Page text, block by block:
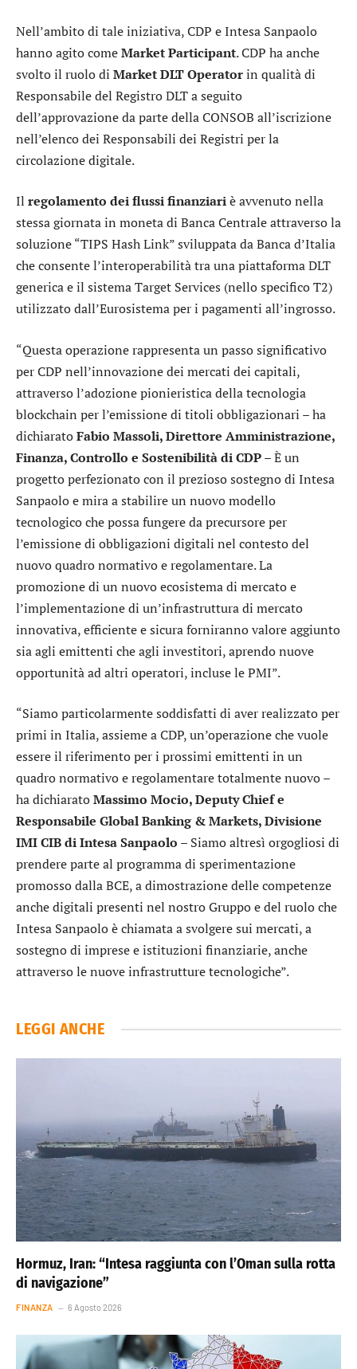
Nell’ambito di tale iniziativa, CDP e Intesa Sanpaolo
hanno agito comeMarket Participant. CDP ha anche
svolto il ruolo di Market DLT Operatorin qualità di
Responsabile del Registro DLT a seguito
dell’approvazione da parte della CONSOB all’iscrizione
nell’elenco dei Responsabili dei Registri per la
circolazione digitale.
Il regolamento dei flussi finanziariè avvenuto nella
stessa giornata in moneta di Banca Centrale attraverso la
soluzione “TIPS Hash Link” sviluppata da Banca d’Italia
che consente l’interoperabilità tra una piattaforma DLT
generica e il sistema Target Services (nello specifico T2)
utilizzato dall’Eurosistema per i pagamenti all’ingrosso.
“Questa operazione rappresenta un passo significativo
per CDP nell’innovazione dei mercati dei capitali,
attraverso l’adozione pionieristica della tecnologia
blockchain per l’emissione di titoli obbligazionari – ha
dichiaratoFabio Massoli, Direttore Amministrazione,
Finanza, Controllo e Sostenibilità di CDP– È un
progetto perfezionato con il prezioso sostegno di Intesa
Sanpaolo e mira a stabilire un nuovo modello
tecnologico che possa fungere da precursore per
l’emissione di obbligazioni digitali nel contesto del
nuovo quadro normativo e regolamentare. La
promozione di un nuovo ecosistema di mercato e
l’implementazione di un’infrastruttura di mercato
innovativa, efficiente e sicura forniranno valore aggiunto
sia agli emittenti che agli investitori, aprendo nuove
opportunità ad altri operatori, incluse le PMI”.
“Siamo particolarmente soddisfatti di aver realizzato per
primi in Italia, assieme a CDP, un’operazione che vuole
essere il riferimento per i prossimi emittenti in un
quadro normativo e regolamentare totalmente nuovo –
ha dichiaratoMassimo Mocio, Deputy Chief e
Responsabile Global Banking & Markets, Divisione
IMI CIB di Intesa Sanpaolo – Siamo altresì orgogliosi di
prendere parte al programma di sperimentazione
promosso dalla BCE, a dimostrazione delle competenze
anche digitali presenti nel nostro Gruppo e del ruolo che
Intesa Sanpaolo è chiamata a svolgere sui mercati, a
sostegno di imprese e istituzioni finanziarie, anche
attraverso le nuove infrastrutture tecnologiche”.
LEGGI ANCHE
Hormuz, Iran: “Intesa raggiunta con l’Oman sulla rotta
di navigazione”
FINANZA 6 Agosto 2026